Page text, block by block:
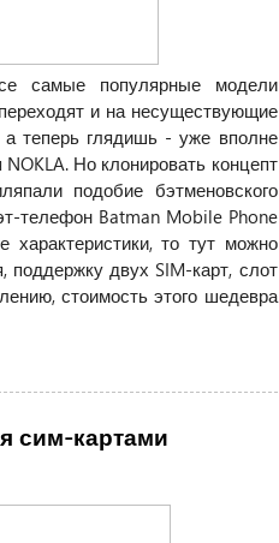
самые популярные модели
и на несуществующие
теперь глядишь - уже вполне
Но клонировать концепт
подобие бэтменовского
телефон Batman Mobile Phone
характеристики, то тут можно
поддержку двух SIM-карт, слот
стоимость этого шедевра
сим-картами